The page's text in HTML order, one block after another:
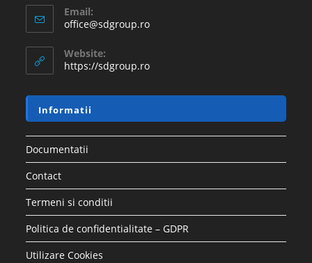
Email:
office@sdgroup.ro
Website:
https://sdgroup.ro
Informatii
Documentatii
Contact
Termeni si conditii
Politica de confidentialitate – GDPR
Utilizare Cookies